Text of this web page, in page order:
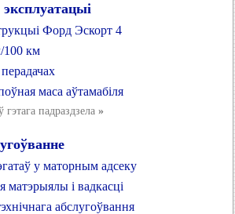
Форд Эскорт 4
100 км
маса аўтамабіля
гэтага падраздзела »
у маторным адсеку
і вадкасці
абслугоўвання